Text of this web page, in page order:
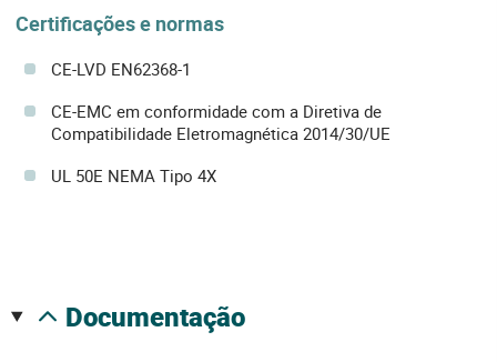
Certificações e normas
CE-LVD EN62368-1
CE-EMC em conformidade com a Diretiva de
Compatibilidade Eletromagnética 2014/30/UE
UL 50E NEMA Tipo 4X
documentação